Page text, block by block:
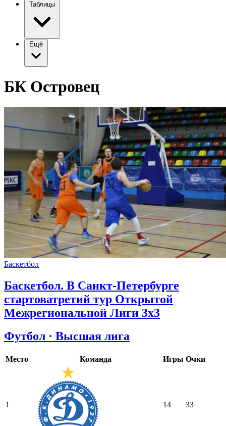
Таблицы
Ещё
БК Островец
Баскетбол
Баскетбол. В Санкт-Петербурге
стартоватретий тур Открытой
Межрегиональной Лиги 3х3
Футбол · Высшая лига
Место Команда Игры Очки
1 14 33